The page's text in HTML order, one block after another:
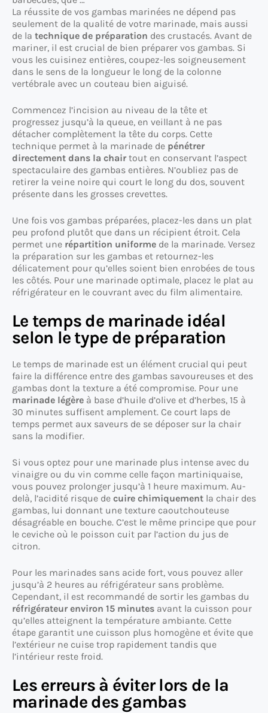
La réussite de vos gambas marinées ne dépend pas
seulement de la qualité de votre marinade, mais aussi
de la technique de préparation des crustacés. Avant de
mariner, il est crucial de bien préparer vos gambas. Si
vous les cuisinez entières, coupez-les soigneusement
dans le sens de la longueur le long de la colonne
vertébrale avec un couteau bien aiguisé.
Commencez l’incision au niveau de la tête et
progressez jusqu’à la queue, en veillant à ne pas
détacher complètement la tête du corps. Cette
technique permet à la marinade de pénétrer
directement dans la chair tout en conservant l’aspect
spectaculaire des gambas entières. N’oubliez pas de
retirer la veine noire qui court le long du dos, souvent
présente dans les grosses crevettes.
Une fois vos gambas préparées, placez-les dans un plat
peu profond plutôt que dans un récipient étroit. Cela
permet une répartition uniforme de la marinade. Versez
la préparation sur les gambas et retournez-les
délicatement pour qu’elles soient bien enrobées de tous
les côtés. Pour une marinade optimale, placez le plat au
réfrigérateur en le couvrant avec du film alimentaire.
Le temps de marinade idéal
selon le type de préparation
Le temps de marinade est un élément crucial qui peut
faire la différence entre des gambas savoureuses et des
gambas dont la texture a été compromise. Pour une
marinade légère à base d’huile d’olive et d’herbes, 15 à
30 minutes suffisent amplement. Ce court laps de
temps permet aux saveurs de se déposer sur la chair
sans la modifier.
Si vous optez pour une marinade plus intense avec du
vinaigre ou du vin comme celle façon martiniquaise,
vous pouvez prolonger jusqu’à 1 heure maximum. Au-
delà, l’acidité risque de cuire chimiquement la chair des
gambas, lui donnant une texture caoutchouteuse
désagréable en bouche. C’est le même principe que pour
le ceviche où le poisson cuit par l’action du jus de
citron.
Pour les marinades sans acide fort, vous pouvez aller
jusqu’à 2 heures au réfrigérateur sans problème.
Cependant, il est recommandé de sortir les gambas du
réfrigérateur environ 15 minutes avant la cuisson pour
qu’elles atteignent la température ambiante. Cette
étape garantit une cuisson plus homogène et évite que
l’extérieur ne cuise trop rapidement tandis que
l’intérieur reste froid.
Les erreurs à éviter lors de la
marinade des gambas